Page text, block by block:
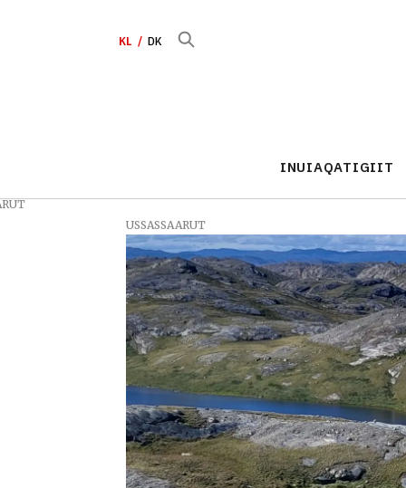
KL DK
INUIAQATIGIIT
kommune
qeqertalik
USSASSAARUT